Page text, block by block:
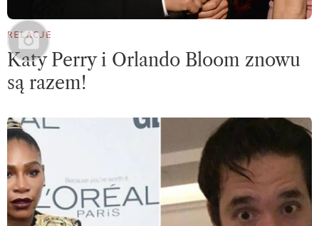
RELACJE
Katy Perry i Orlando Bloom znowu
są razem!